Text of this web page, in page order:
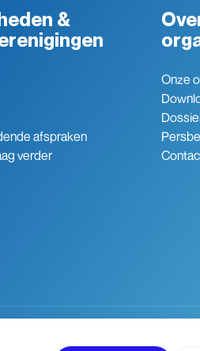
&
afspraken
verder
Onze